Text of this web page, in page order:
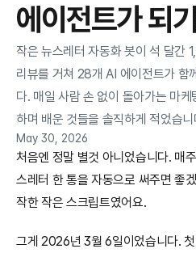
에이전트가 되
작은 뉴스레터 자동화 봇이 석 달간
리뷰를 거쳐 28개 AI 에이전트가 함
다. 매일 사람 손 없이 돌아가는 마
하며 배운 것들을 솔직하게 적었습니
May 30, 2026
처음엔 정말 별것 아니었습니다. 매
스레터 한 통을 자동으로 써주면 좋
작한 작은 스크립트였어요.
그게 2026년 3월 6일이었습니다.